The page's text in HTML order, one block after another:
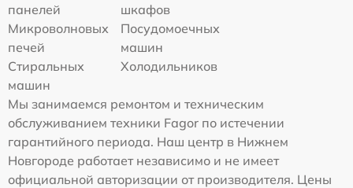
панелей
шкафов
Микроволновых
печей
Посудомоечных
машин
Стиральных
машин
Холодильников
Мы занимаемся ремонтом и техническим
обслуживанием техники Fagor по истечении
гарантийного периода. Наш центр в Нижнем
Новгороде работает независимо и не имеет
официальной авторизации от производителя. Цены